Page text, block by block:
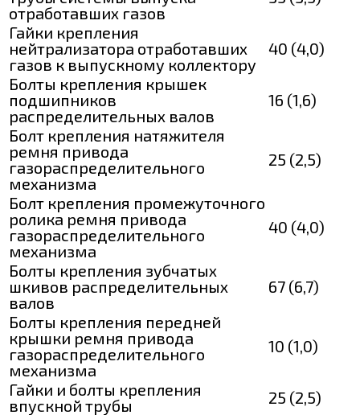
отработавших газов
Гайки крепления
нейтрализатора отработавших
газов к выпускному коллектору
40 (4,0)
Болты крепления крышек
подшипников
распределительных валов
16 (1,6)
Болт крепления натяжителя
ремня привода
газораспределительного
механизма
25 (2,5)
Болт крепления промежуточного
ролика ремня привода
газораспределительного
механизма
40 (4,0)
Болты крепления зубчатых
шкивов распределительных
валов
67 (6,7)
Болты крепления передней
крышки ремня привода
газораспределительного
механизма
10 (1,0)
Гайки и болты крепления
впускной трубы
25 (2,5)